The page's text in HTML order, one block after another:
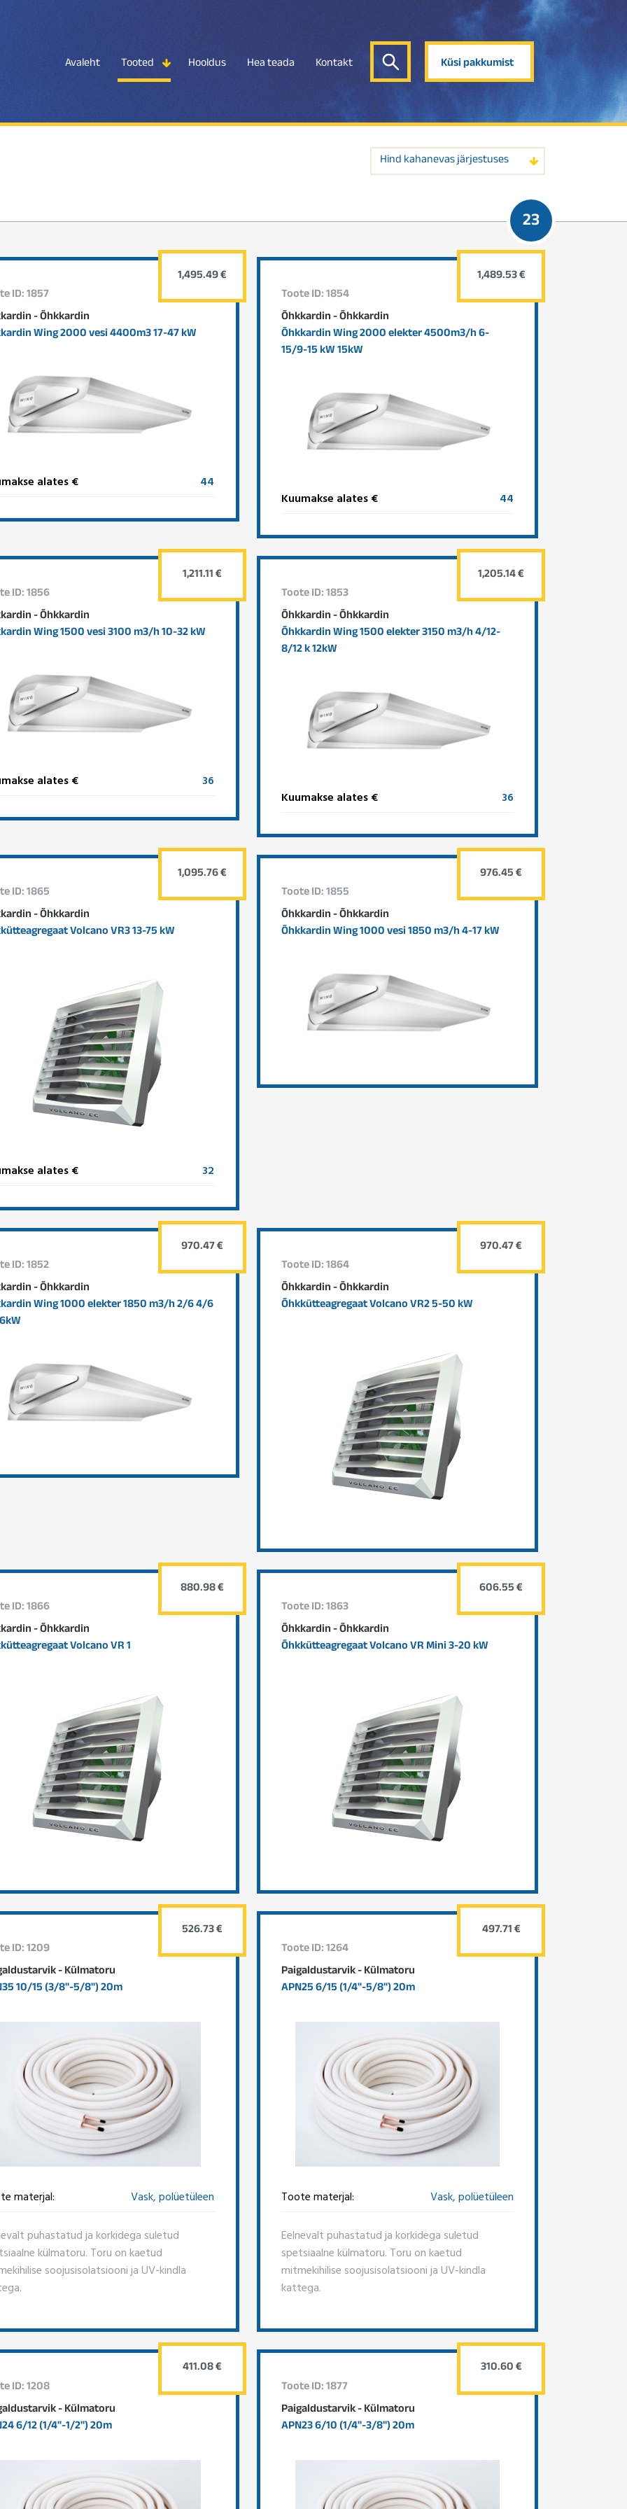
Avaleht Tooted Hooldus Hea teada Kontakt Küsi pakkumist
Hind kahanevas järjestuses
23
ID: 1857
- Õhkkardin
Wing 2000 vesi 4400m3 17-47 kW
alates € 44
1,495.49 €
Toote ID: 1854
Õhkkardin - Õhkkardin
Õhkkardin Wing 2000 elekter 4500m3/h 6-
15/9-15 kW 15kW
Kuumakse alates € 44
1,489.53 €
ID: 1856
- Õhkkardin
Wing 1500 vesi 3100 m3/h 10-32 kW
alates € 36
1,211.11 €
Toote ID: 1853
Õhkkardin - Õhkkardin
Õhkkardin Wing 1500 elekter 3150 m3/h 4/12-
8/12 k 12kW
Kuumakse alates € 36
1,205.14 €
ID: 1865
- Õhkkardin
Volcano VR3 13-75 kW
alates € 32
1,095.76 €
Toote ID: 1855
Õhkkardin - Õhkkardin
Õhkkardin Wing 1000 vesi 1850 m3/h 4-17 kW
976.45 €
ID: 1852
- Õhkkardin
Wing 1000 elekter 1850 m3/h 2/6 4/6
970.47 €
Toote ID: 1864
Õhkkardin - Õhkkardin
Õhkkütteagregaat Volcano VR2 5-50 kW
970.47 €
ID: 1866
- Õhkkardin
Volcano VR 1
880.98 €
Toote ID: 1863
Õhkkardin - Õhkkardin
Õhkkütteagregaat Volcano VR Mini 3-20 kW
606.55 €
ID: 1209
- Külmatoru
10/15 (3/8"-5/8") 20m
materjal: Vask, polüetüleen
puhastatud ja korkidega suletud
külmatoru. Toru on kaetud
soojusisolatsiooni ja UV-kindla
526.73 €
Toote ID: 1264
Paigaldustarvik - Külmatoru
APN25 6/15 (1/4"-5/8") 20m
Toote materjal: Vask, polüetüleen
Eelnevalt puhastatud ja korkidega suletud
spetsiaalne külmatoru. Toru on kaetud
mitmekihilise soojusisolatsiooni ja UV-kindla
kattega.
497.71 €
ID: 1208
- Külmatoru
6/12 (1/4"-1/2") 20m
411.08 €
Toote ID: 1877
Paigaldustarvik - Külmatoru
APN23 6/10 (1/4"-3/8") 20m
310.60 €